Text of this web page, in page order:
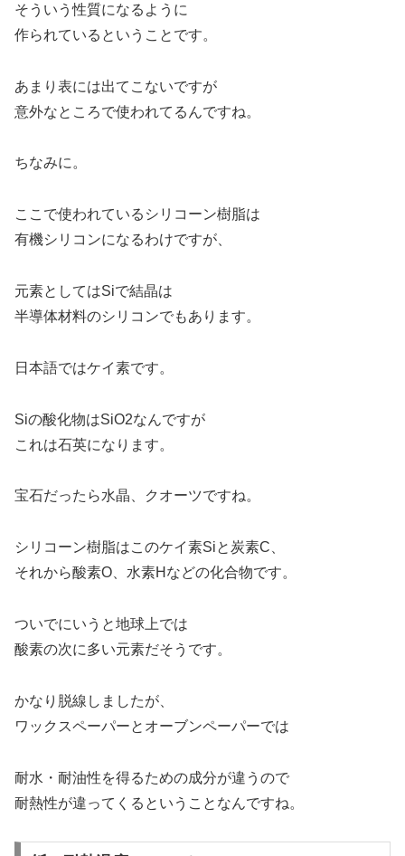
そういう性質になるように
作られているということです。
あまり表には出てこないですが
意外なところで使われてるんですね。
ちなみに。
ここで使われているシリコーン樹脂は
有機シリコンになるわけですが、
元素としてはSiで結晶は
半導体材料のシリコンでもあります。
日本語ではケイ素です。
Siの酸化物はSiO2なんですが
これは石英になります。
宝石だったら水晶、クオーツですね。
シリコーン樹脂はこのケイ素Siと炭素C、
それから酸素O、水素Hなどの化合物です。
ついでにいうと地球上では
酸素の次に多い元素だそうです。
かなり脱線しましたが、
ワックスペーパーとオーブンペーパーでは
耐水・耐油性を得るための成分が違うので
耐熱性が違ってくるということなんですね。